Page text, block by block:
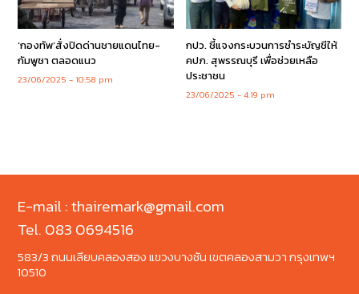
‘กองทัพ’สั่งปิดด่านชายแดนไทย-
กัมพูชา ตลอดแนว
23/06/2025 10:58 pm
กปว. ชี้แจงกระบวนการชำระบัญชีให้
คปภ. สุพรรณบุรี เพื่อช่วยเหลือ
ประชาชน
23/06/2025 4:19 pm
E-mail : thairemark@gmail.com
Tel. 083 0694516
583/3 ถนนเลียบคลองสอง แขวงบางชัน เขตคลองสามวา กรุงเทพฯ
10510